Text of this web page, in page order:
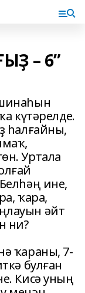
– 6”
күтәрелде.
һалғайны,
Уртала
ине,
ҡара,
әйт
ни?
ҡараны, 7-
булған
Кисә уның